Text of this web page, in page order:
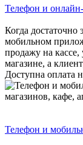
Телефон и
Когда достаточно
мобильном
продажу на
магазине, а
Доступна оплата
Телефон и